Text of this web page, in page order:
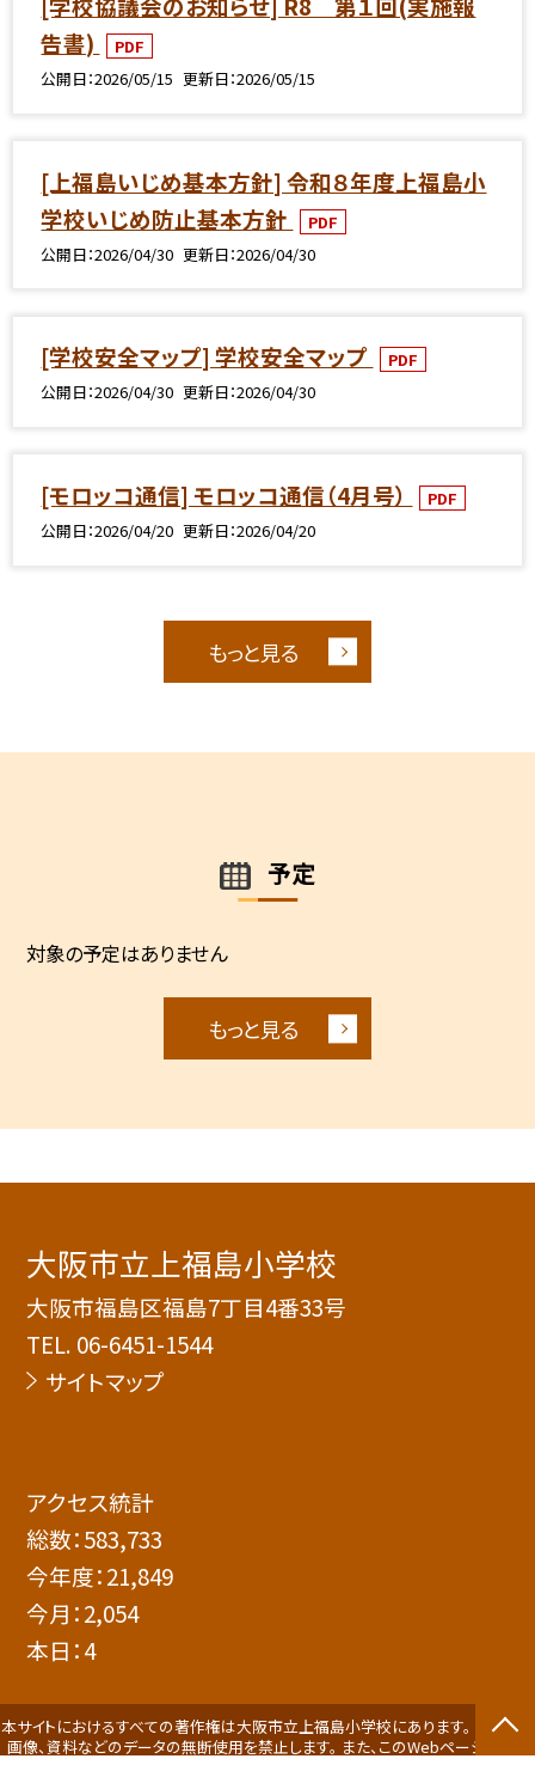
告書)
PDF
公開日 2026/05/15 更新日 2026/05/15
[上福島いじめ基本方針] 令和８年度上福島小
学校いじめ防止基本方針
PDF
公開日 2026/04/30 更新日 2026/04/30
[学校安全マップ] 学校安全マップ
PDF
公開日 2026/04/30 更新日 2026/04/30
[モロッコ通信] モロッコ通信（4月号）
PDF
公開日 2026/04/20 更新日 2026/04/20
もっと見る
予定
対象の予定はありません
もっと見る
大阪市立上福島小学校
大阪市福島区福島7丁目4番33号
TEL. 06-6451-1544
サイトマップ
アクセス統計
総数：583,733
今年度：21,849
今月：2,054
本日：4
本サイトにおけるすべての著作権は大阪市立上福島小学校にあります。 すべての
画像、資料などのデータの無断使用を禁止します。 また、このWebページにリン